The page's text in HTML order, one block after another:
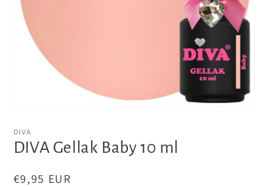
openen
in
modaal
DIVA
DIVA Gellak Baby 10 ml
Normale
€9,95 EUR